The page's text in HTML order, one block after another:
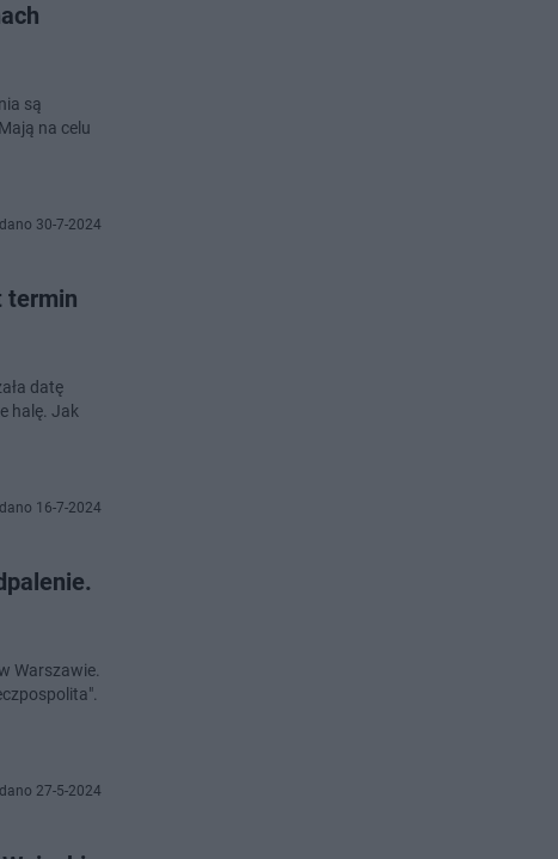
są
na celu
30-7-2024
termin
datę
halę. Jak
16-7-2024
Warszawie.
27-5-2024